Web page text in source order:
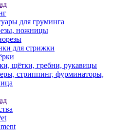
для груминга
ножницы
для стрижки
щётки, гребни, рукавицы
стриппинг, фурминаторы,